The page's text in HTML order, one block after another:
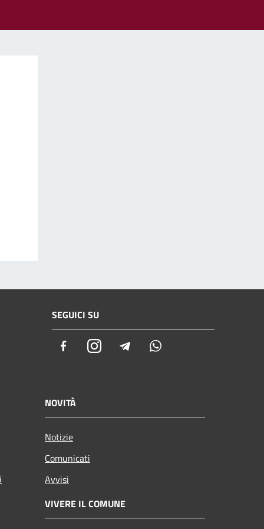
SEGUICI SU
FacebookInstagramTelegram
NOVITÀ
Notizie
Comunicati
Avvisi
VIVERE IL COMUNE